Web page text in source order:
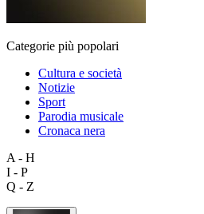
Categorie più popolari
Cultura e società
Notizie
Sport
Parodia musicale
Cronaca nera
A - H
I - P
Q - Z